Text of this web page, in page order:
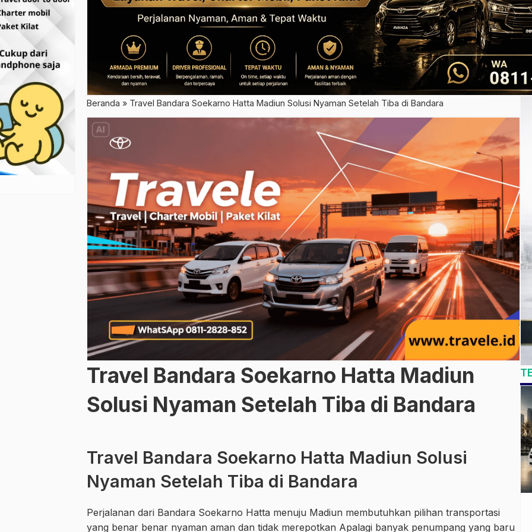
Beranda » Travel Bandara Soekarno Hatta Madiun Solusi Nyaman Setelah Tiba di Bandara
Travel Bandara Soekarno Hatta Madiun
Solusi Nyaman Setelah Tiba di Bandara
Travel Bandara Soekarno Hatta Madiun Solusi
Nyaman Setelah Tiba di Bandara
Perjalanan dari Bandara Soekarno Hatta menuju Madiun membutuhkan pilihan transportasi
yang benar benar nyaman aman dan tidak merepotkan Apalagi banyak penumpang yang baru